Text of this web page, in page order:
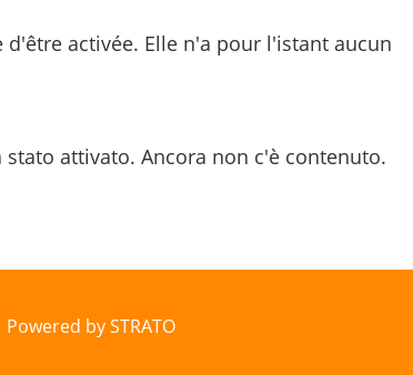
d'être activée. Elle n'a pour l'istant aucun
attivato. Ancora non c'è contenuto.
Powered by STRATO